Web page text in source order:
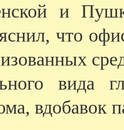
и
что
вида